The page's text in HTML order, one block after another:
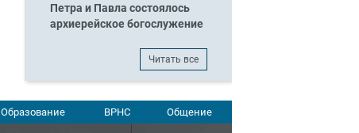
Петра и Павла состоялось
архиерейское богослужение
Читать все
Образование ВРНС Общение